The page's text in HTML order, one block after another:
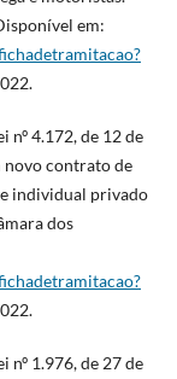
em:
nº 4.172, de 12 de
novo contrato de
individual privado
dos
nº 1.976, de 27 de